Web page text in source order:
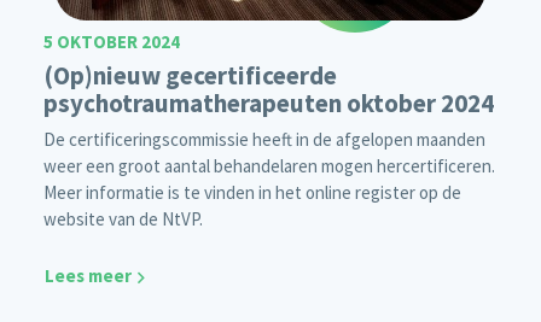
5 OKTOBER 2024
(Op)nieuw gecertificeerde
psychotraumatherapeuten oktober 2024
De certificeringscommissie heeft in de afgelopen maanden
weer een groot aantal behandelaren mogen hercertificeren.
Meer informatie is te vinden in het online register op de
website van de NtVP.
Lees meer